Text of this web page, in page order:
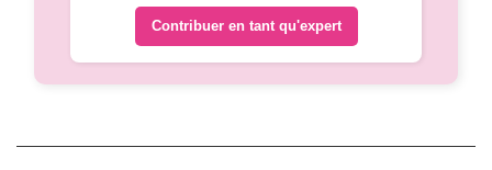
Contribuer en tant qu'expert